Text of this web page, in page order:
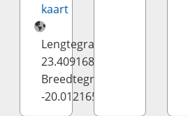
kaart
Lengtegraad:
23.409168
Breedtegraad:
-20.012165